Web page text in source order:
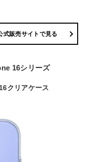
式販売サイトで見る
16シリーズ
クリアケース